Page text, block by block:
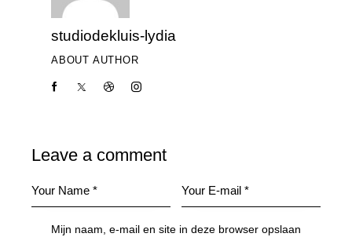
studiodekluis-lydia
ABOUT AUTHOR
Leave a comment
Mijn naam, e-mail en site in deze browser opslaan